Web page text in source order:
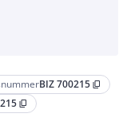
BIZ 700215 content_copy
content_copy